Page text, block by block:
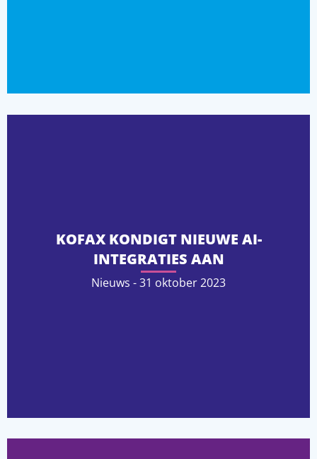
KOFAX KONDIGT NIEUWE AI-
INTEGRATIES AAN
Nieuws - 31 oktober 2023